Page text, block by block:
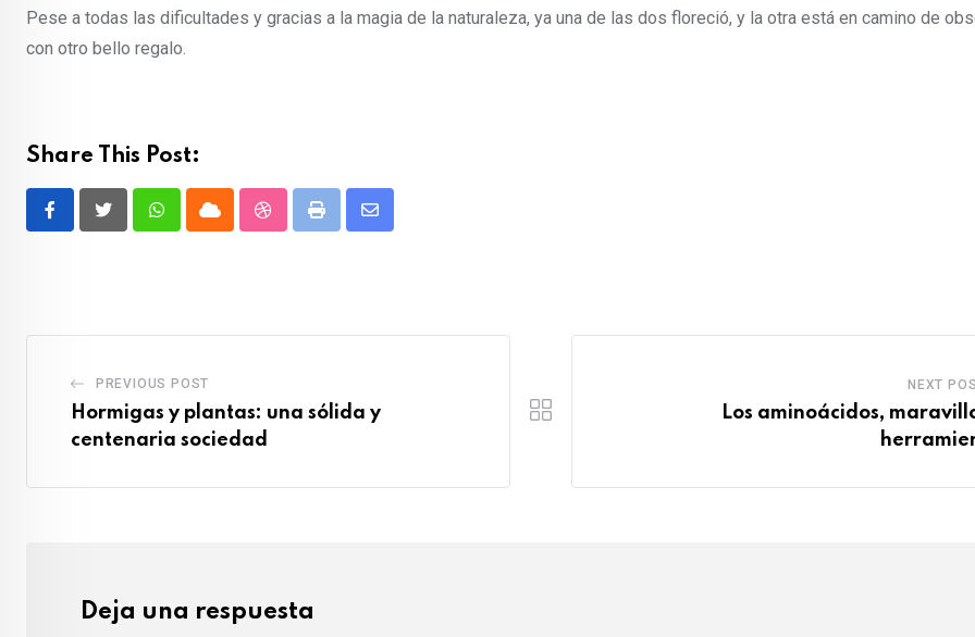
Pese a todas las dificultades y gracias a la magia de la naturaleza, ya una de las dos floreció, y la otra está en camino de
con otro bello regalo.
Share This Post:
WhatsappCloud StumbleUpon
Print
Share
PREVIOUS POST
Hormigas y plantas: una sólida y
centenaria sociedad
NEXT
Los aminoácidos,
Deja una respuesta